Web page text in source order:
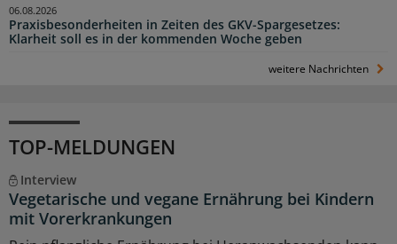
Praxisbesonderheiten in Zeiten des GKV-Spargesetzes:
Klarheit soll es in der kommenden Woche geben
06.08.2026
weitere Nachrichten
TOP-MELDUNGEN
Interview
Vegetarische und vegane Ernährung bei Kindern
mit Vorerkrankungen